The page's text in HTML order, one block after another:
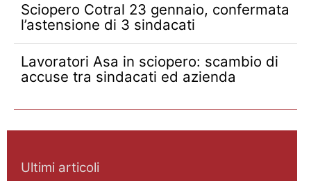
Sciopero Cotral 23 gennaio, confermata
l’astensione di 3 sindacati
Lavoratori Asa in sciopero: scambio di
accuse tra sindacati ed azienda
Ultimi articoli